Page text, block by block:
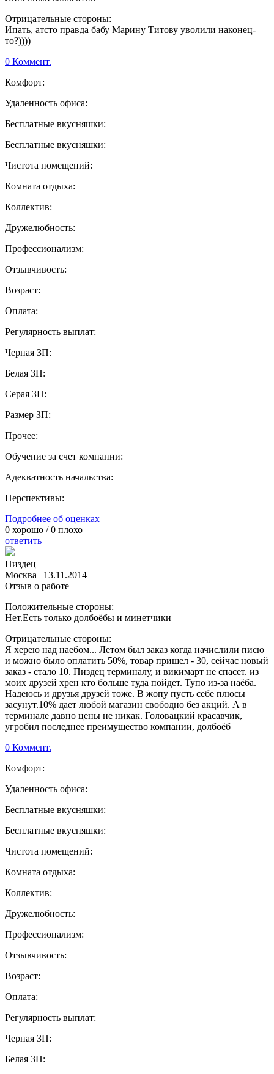
Отрицательные стороны:
Ипать, атсто правда бабу Марину Титову уволили наконец-
то?))))
0 Коммент.
Комфорт:
Удаленность офиса:
Бесплатные вкусняшки:
Бесплатные вкусняшки:
Чистота помещений:
Комната отдыха:
Коллектив:
Дружелюбность:
Профессионализм:
Отзывчивость:
Возраст:
Оплата:
Регулярность выплат:
Черная ЗП:
Белая ЗП:
Серая ЗП:
Размер ЗП:
Прочее:
Обучение за счет компании:
Адекватность начальства:
Перспективы:
Подробнее об оценках
0 хорошо /0 плохо
ответить
Пиздец
Москва | 13.11.2014
Отзыв о работе
Положительные стороны:
Нет.Есть только долбоёбы и минетчики
Отрицательные стороны:
Я херею над наебом... Летом был заказ когда начислили писю
и можно было оплатить 50%, товар пришел - 30, сейчас новый
заказ - стало 10. Пиздец терминалу, и викимарт не спасет. из
моих друзей хрен кто больше туда пойдет. Тупо из-за наёба.
Надеюсь и друзья друзей тоже. В жопу пусть себе плюсы
засунут.10% дает любой магазин свободно без акций. А в
терминале давно цены не никак. Головацкий красавчик,
угробил последнее преимущество компании, долбоёб
0 Коммент.
Комфорт:
Удаленность офиса:
Бесплатные вкусняшки:
Бесплатные вкусняшки:
Чистота помещений:
Комната отдыха:
Коллектив:
Дружелюбность:
Профессионализм:
Отзывчивость:
Возраст:
Оплата:
Регулярность выплат:
Черная ЗП:
Белая ЗП: